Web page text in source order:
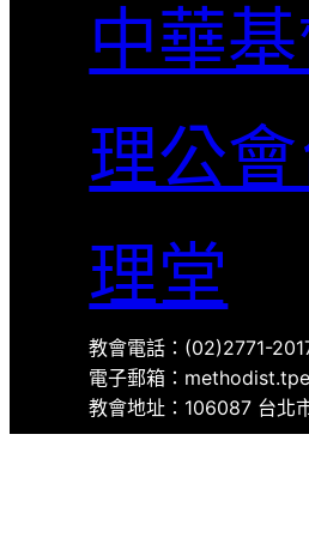
中華
理公
理堂
教會電話：(02)2771-
電子郵箱：
教會地址：106087 台北